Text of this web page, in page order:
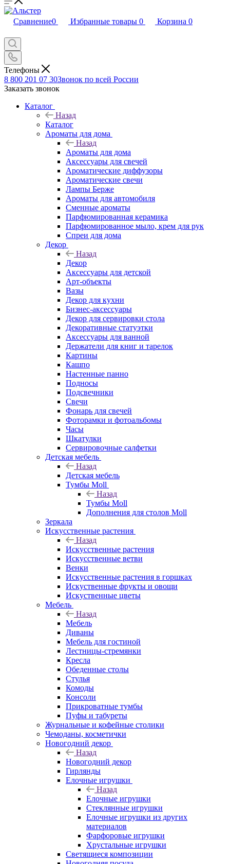
Сравнение0 Избранные товары 0 Корзина 0
Телефоны
8 800 201 07 30Звонок по всей России
Заказать звонок
Каталог
Назад
Каталог
Ароматы для дома
Назад
Ароматы для дома
Аксессуары для свечей
Ароматические диффузоры
Ароматические свечи
Лампы Берже
Ароматы для автомобиля
Сменные ароматы
Парфюмированная керамика
Парфюмированное мыло, крем для рук
Спреи для дома
Декор
Назад
Декор
Аксессуары для детской
Арт-объекты
Вазы
Декор для кухни
Бизнес-аксессуары
Декор для сервировки стола
Декоративные статуэтки
Аксессуары для ванной
Держатели для книг и тарелок
Картины
Кашпо
Настенные панно
Подносы
Подсвечники
Свечи
Фонарь для свечей
Фоторамки и фотоальбомы
Часы
Шкатулки
Сервировочные салфетки
Детская мебель
Назад
Детская мебель
Тумбы Moll
Назад
Тумбы Moll
Дополнения для столов Moll
Зеркала
Искусственные растения
Назад
Искусственные растения
Искусственные ветви
Венки
Искусственные растения в горшках
Искуственные фрукты и овощи
Искуственные цветы
Мебель
Назад
Мебель
Диваны
Мебель для гостиной
Лестницы-стремянки
Кресла
Обеденные столы
Стулья
Комоды
Консоли
Прикроватные тумбы
Пуфы и табуреты
Журнальные и кофейные столики
Чемоданы, косметички
Новогодний декор
Назад
Новогодний декор
Гирлянды
Елочные игрушки
Назад
Елочные игрушки
Стеклянные игрушки
Елочные игрушки из других
материалов
Фарфоровые игрушки
Хрустальные игрушки
Светящиеся композиции